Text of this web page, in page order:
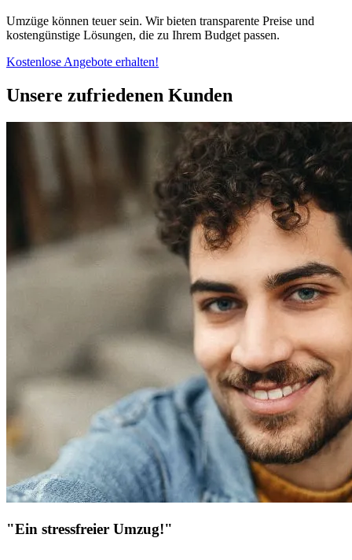
Umzüge können teuer sein. Wir bieten transparente Preise und
kostengünstige Lösungen, die zu Ihrem Budget passen.
Kostenlose Angebote erhalten!
Unsere zufriedenen Kunden
"Ein stressfreier Umzug!"